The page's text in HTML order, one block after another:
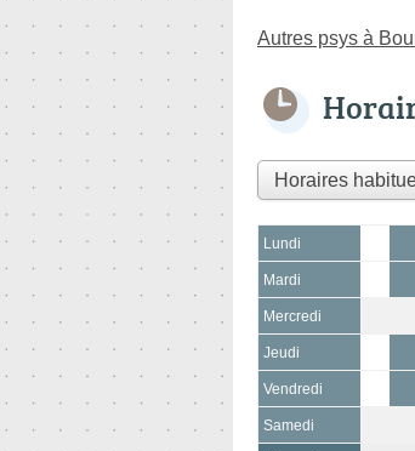
Autres psys à
Lundi
Mardi
Mercredi
Jeudi
Vendredi
Samedi